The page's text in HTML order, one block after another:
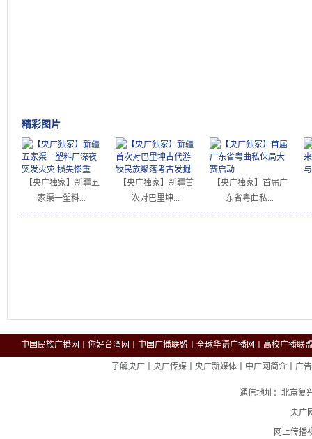
精彩图片
【央广独家】新疆五
家渠一塑料...
【央广独家】新疆首
次对巴里坤...
【央广独家】首届广
东省粤曲私...